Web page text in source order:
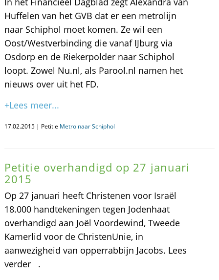
Huffelen van het GVB dat er een metrolijn
naar Schiphol moet komen. Ze wil een
Oost/Westverbinding die vanaf IJburg via
Osdorp en de Riekerpolder naar Schiphol
loopt. Zowel Nu.nl, als Parool.nl namen het
nieuws over uit het FD.
+Lees meer...
17.02.2015 | Petitie Metro naar Schiphol
Petitie overhandigd op 27 januari
2015
Op 27 januari heeft Christenen voor Israël
18.000 handtekeningen tegen Jodenhaat
overhandigd aan Joël Voordewind, Tweede
Kamerlid voor de ChristenUnie, in
aanwezigheid van opperrabbijn Jacobs. Lees
verder .